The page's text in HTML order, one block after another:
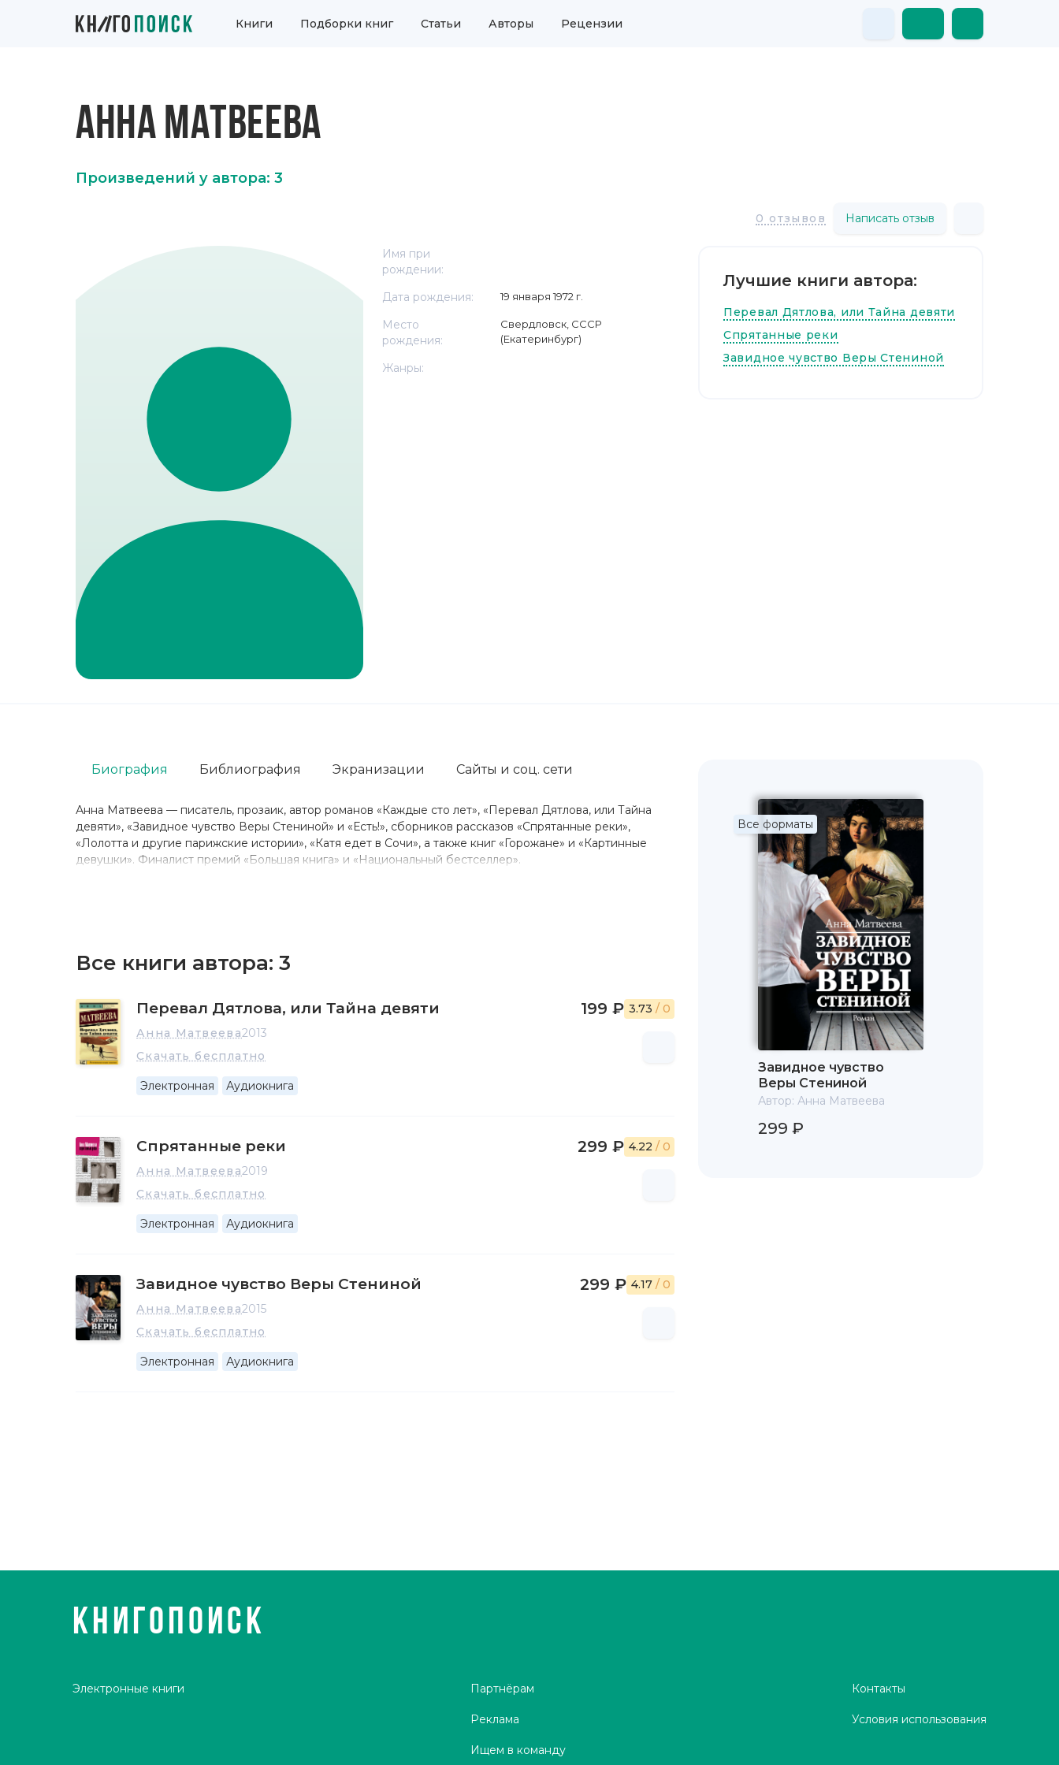
Книги Подборки книг Статьи Авторы Рецензии
АННА МАТВЕЕВА
Произведений у автора: 3
0 отзывов Написать отзыв
Имя при
рождении:
Дата рождения:
19 января 1972 г.
Место
рождения:
Свердловск, СССР
(Екатеринбург)
Жанры:
Лучшие книги автора:
Перевал Дятлова, или Тайна девяти
Спрятанные реки
Завидное чувство Веры Стениной
Анна Матвеева — писатель, прозаик, автор романов «Каждые сто лет», «Перевал Дятлова, или Тайна
девяти», «Завидное чувство Веры Стениной» и «Есть!», сборников рассказов «Спрятанные реки»,
«Лолотта и другие парижские истории», «Катя едет в Сочи», а также книг «Горожане» и «Картинные
девушки». Финалист премий «Большая книга» и «Национальный бестселлер».
Биография Библиография Экранизации Сайты и соц. сети
Все книги автора: 3
Перевал Дятлова, или Тайна девяти
Анна Матвеева2013
Скачать бесплатно
Электронная Аудиокнига
199 ₽ 3.73 / 0
Спрятанные реки
Анна Матвеева2019
Скачать бесплатно
Электронная Аудиокнига
299 ₽ 4.22 / 0
Завидное чувство Веры Стениной
Анна Матвеева2015
Скачать бесплатно
Электронная Аудиокнига
299 ₽ 4.17 / 0
Все форматы
Завидное чувство
Веры Стениной
Автор: Анна Матвеева
299 ₽
КНИГОПОИСК
Электронные книги Партнёрам
Реклама
Ищем в команду
Контакты
Условия использования